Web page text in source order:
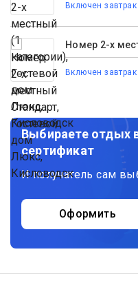
Включен завтрак
Номер 2-х
Включен завтрак
Выбираете отдых
сертификат
И получатель сам
Оформить